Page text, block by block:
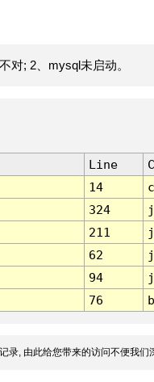
对; 2、mysql未启动。
Line
14
324
211
62
94
76
录, 由此给您带来的访问不便我们